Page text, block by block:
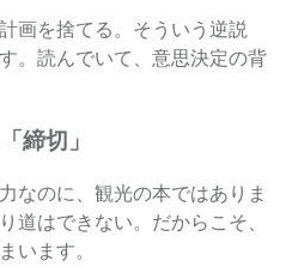
画を捨てる。そういう逆説
。読んでいて、意思決定の背
締切」
なのに、観光の本ではありま
道はできない。だからこそ、
います。